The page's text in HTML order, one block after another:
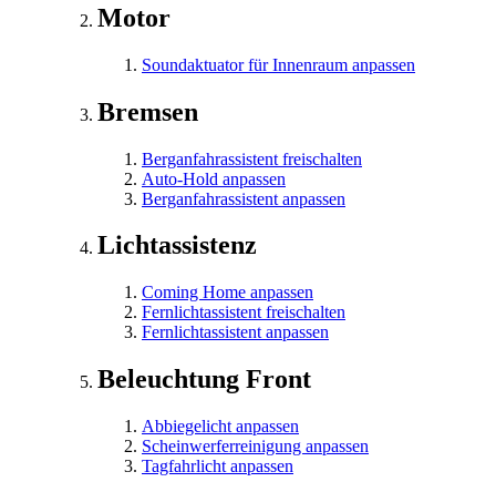
Motor
Soundaktuator für Innenraum anpassen
Bremsen
Berganfahrassistent freischalten
Auto-Hold anpassen
Berganfahrassistent anpassen
Lichtassistenz
Coming Home anpassen
Fernlichtassistent freischalten
Fernlichtassistent anpassen
Beleuchtung Front
Abbiegelicht anpassen
Scheinwerferreinigung anpassen
Tagfahrlicht anpassen